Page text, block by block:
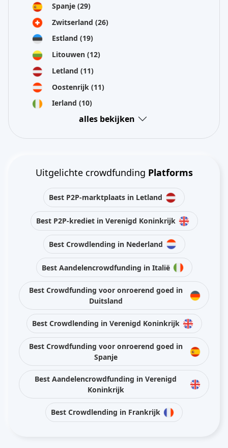
Spanje (29)
Zwitserland (26)
Estland (19)
Litouwen (12)
Letland (11)
Oostenrijk (11)
Ierland (10)
alles bekijken
Uitgelichte crowdfunding Platforms
Best P2P-marktplaats in Letland
Best P2P-krediet in Verenigd Koninkrijk
Best Crowdlending in Nederland
Best Aandelencrowdfunding in Italië
Best Crowdfunding voor onroerend goed in
Duitsland
Best Crowdlending in Verenigd Koninkrijk
Best Crowdfunding voor onroerend goed in
Spanje
Best Aandelencrowdfunding in Verenigd
Koninkrijk
Best Crowdlending in Frankrijk